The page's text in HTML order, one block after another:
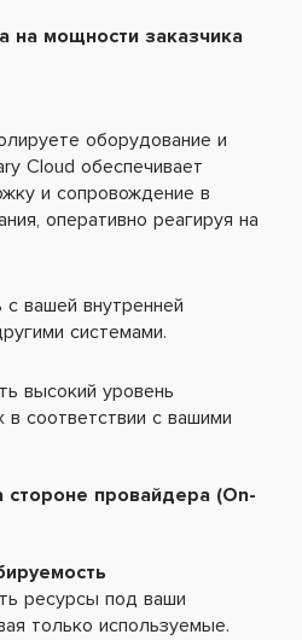
на мощности заказчика
оборудование и
Cloud обеспечивает
и сопровождение в
оперативно реагируя на
с вашей внутренней
системами.
высокий уровень
в соответствии с вашими
стороне провайдера (On-
ресурсы под ваши
только используемые.